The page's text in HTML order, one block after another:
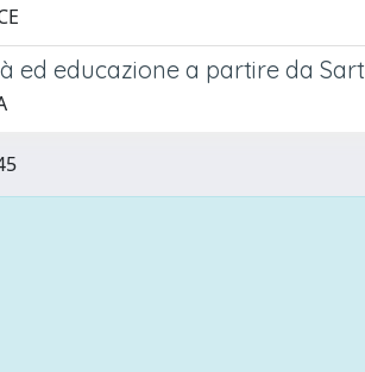
ed educazione a partire da